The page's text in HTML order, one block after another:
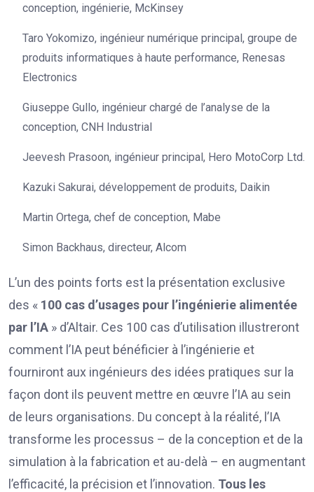
conception, ingénierie, McKinsey
Taro Yokomizo, ingénieur numérique principal, groupe de
produits informatiques à haute performance, Renesas
Electronics
Giuseppe Gullo, ingénieur chargé de l’analyse de la
conception, CNH Industrial
Jeevesh Prasoon, ingénieur principal, Hero MotoCorp Ltd.
Kazuki Sakurai, développement de produits, Daikin
Martin Ortega, chef de conception, Mabe
Simon Backhaus, directeur, Alcom
L’un des points forts est la présentation exclusive
des « 100 cas d’usages pour l’ingénierie alimentée
par l’IA » d’Altair. Ces 100 cas d’utilisation illustreront
comment l’IA peut bénéficier à l’ingénierie et
fourniront aux ingénieurs des idées pratiques sur la
façon dont ils peuvent mettre en œuvre l’IA au sein
de leurs organisations. Du concept à la réalité, l’IA
transforme les processus – de la conception et de la
simulation à la fabrication et au-delà – en augmentant
l’efficacité, la précision et l’innovation. Tous les